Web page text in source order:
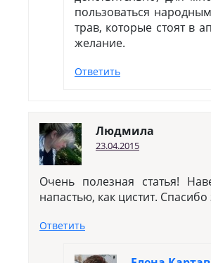
пользоваться
трав, которые стоят в
желание.
Ответить
Людмила
23.04.2015
Очень полезная статья!
напастью, как цистит.
Ответить